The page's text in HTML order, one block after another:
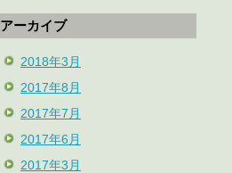
アーカイブ
2018年3月
2017年8月
2017年7月
2017年6月
2017年3月